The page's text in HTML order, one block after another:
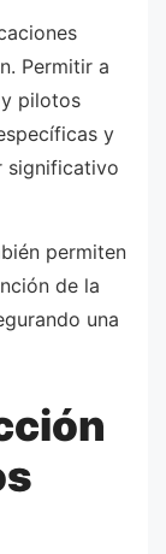
Permitir a
pilotos
y
significativo
permiten
de la
una